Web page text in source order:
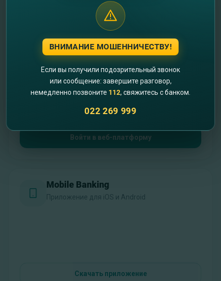
Выберите платформу для работы
Internet Banking
Полная версия для desktop
Войти в веб-платформу
Mobile Banking
Приложение для iOS и Android
Скачать приложение
ВНИМАНИЕ МОШЕННИЧЕСТВУ!
Если вы получили подозрительный звонок
или сообщение: завершите разговор,
немедленно позвоните 112, свяжитесь с банком.
022 269 999